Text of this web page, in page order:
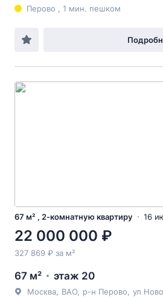
Перово , 1 мин. пешком
67 м² , 2-комнатную квартиру 16
22 000 000 ₽
327 869 ₽ за м²
67 м² этаж 20
Москва ВАО р-н Перово ул